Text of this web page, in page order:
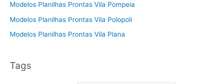
Modelos Planilhas Prontas Vila Pompeia
Modelos Planilhas Prontas Vila Polopoli
Modelos Planilhas Prontas Vila Plana
Tags